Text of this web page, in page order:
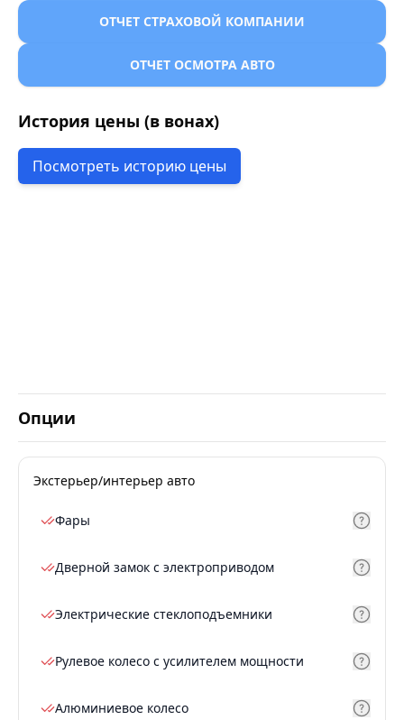
ОТЧЕТ СТРАХОВОЙ КОМПАНИИ
ОТЧЕТ ОСМОТРА АВТО
История цены (в вонах)
Посмотреть историю цены
Опции
Экстерьер/интерьер авто
Фары
Дверной замок с электроприводом
Электрические стеклоподъемники
Рулевое колесо с усилителем мощности
Алюминиевое колесо